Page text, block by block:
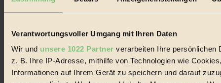
Verantwortungsvoller Umgang mit Ihren Daten
Wir und unsere 1022 Partner verarbeiten Ihre persönlichen
z. B. Ihre IP-Adresse, mithilfe von Technologien wie
Informationen auf Ihrem Gerät zu speichern und darauf
Biorama steht für einen nachhaltigen Lebensstil und bewussten
Lebenswandel. Es ist eine moderne Plattform für Ideen, Menschen
Handels mit Bioprodukten, des Fair-Trade sowie der Branche
alternativer Energien.
Social Media
22.601 Fans auf Facebook
3.415 Follower auf Twitter